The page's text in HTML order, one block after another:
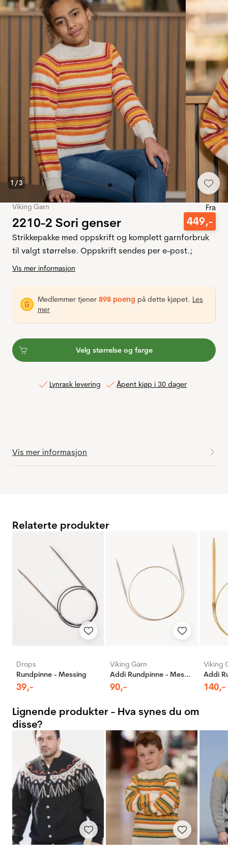
1 /3
Viking Garn
2210-2 Sori genser
Fra
449,-
Strikkepakke med oppskrift og komplett garnforbruk
til valgt størrelse. Oppskrift sendes per e-post.;
Vis mer informasjon
Medlemmer tjener 898 poeng på dette kjøpet. Les
mer
Velg størrelse og farge
Lynrask levering Åpent kjøp i 30 dager
Vis mer informasjon
Relaterte produkter
Drops
Rundpinne - Messing
39,-
Viking Garn
Addi Rundpinne - Messing
90,-
Viking
140,-
Lignende produkter - Hva synes du om
disse?